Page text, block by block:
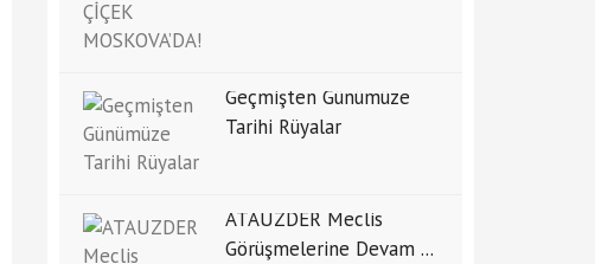
Geçmişten Günümüze
Tarihi Rüyalar
ATAUZDER Meclis
Görüşmelerine Devam ...